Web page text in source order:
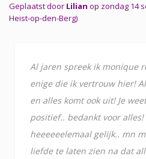
Geplaatst door Lilian op zondag 14
Heist-op-den-Berg)
Al jaren spreek ik monique
enige die ik vertrouw hier!
en alles komt ook uit! Je
positief.. bedankt voor
heeeeeelemaal gelijk.. mn
liefde te laten zien na dat